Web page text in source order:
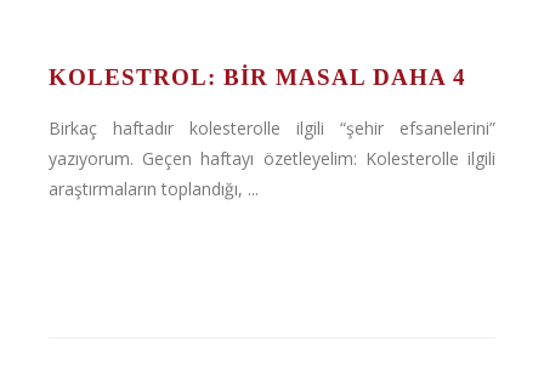
KOLESTROL: BIR MASAL DAHA 4
Birkaç haftadır kolesterolle ilgili “şehir efsanelerini”
yazıyorum. Geçen haftayı özetleyelim: Kolesterolle ilgili
araştırmaların toplandığı, ...